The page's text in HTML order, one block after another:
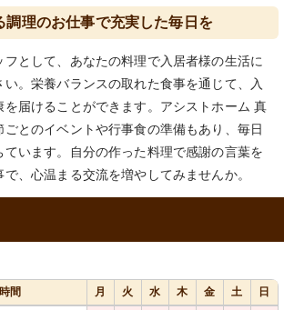
調理のお仕事で充実した毎日を
として、あなたの料理で入居者様の生活に
。栄養バランスの取れた食事を通じて、入
を届けることができます。アシストホーム 真
とのイベントや行事食の準備もあり、毎日
います。自分の作った料理で感謝の言葉を
、心温まる交流を増やしてみませんか。
間 月 火 水 木 金 土
日